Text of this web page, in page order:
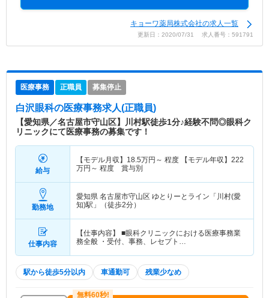
キョーワ薬局株式会社の求人一覧
更新日：2020/07/31 求人番号：591791
医療事務 正職員 募集停止
白沢眼科の医療事務求人(正職員)
【愛知県／名古屋市守山区】川村駅徒歩1分♪経験不問◎眼科ク
リニックにて医療事務の募集です！
給与
【モデル月収】 18.5万円～ 程度 【モデル年収】 222
万円～ 程度 賞与別
勤務地
愛知県 名古屋市守山区 ゆとりーとライン「川村(愛
知)駅」（徒歩2分）
仕事内容
【仕事内容】 ■眼科クリニックにおける医療事務業
務全般 ・受付、事務、レセプト…
駅から徒歩5分以内 車通勤可 残業少なめ